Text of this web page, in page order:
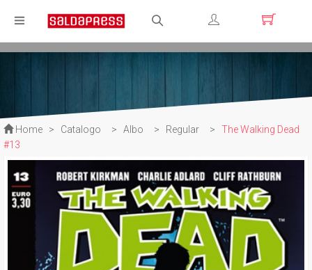
Registrati
Home > Catalogo > Albo > Regular >
The Walking Dead
#13